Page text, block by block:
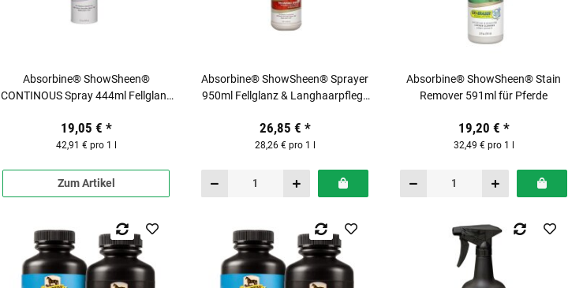
Absorbine® ShowSheen®
CONTINOUS Spray 444ml Fellglanz
19,05 € *
42,91 € pro 1 l
Zum Artikel
Absorbine® ShowSheen® Sprayer
950ml Fellglanz & Langhaarpflege
26,85 € *
28,26 € pro 1 l
Absorbine® ShowSheen® Stain
Remover 591ml für Pferde
19,20 € *
32,49 € pro 1 l